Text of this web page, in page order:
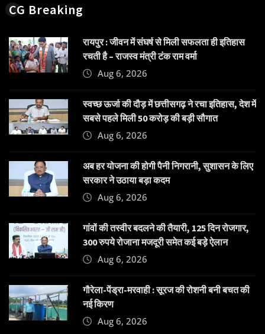
CG Breaking
रायपुर : जीवन में संघर्ष से मिली सफलता ही इतिहास
रचती है – राजस्व मंत्री टंक राम वर्मा
Aug 6, 2026
स्वच्छ ऊर्जा की दौड़ में छत्तीसगढ़ ने रचा इतिहास, देश में
सबसे पहले मिली 50 करोड़ की बड़ी सौगात
Aug 6, 2026
अब हर योजना की होगी पैनी निगरानी, सुशासन के लिए
सरकार ने उठाया बड़ा कदम
Aug 6, 2026
गांवों की तस्वीर बदलने की तैयारी, 125 दिन रोजगार,
300 रुपये रोजाना मजदूरी समेत कई बड़े ऐलान
Aug 6, 2026
गौरेला-पेंड्रा-मरवाही : सूरज की रोशनी बनी बचत की
नई किरण
Aug 6, 2026